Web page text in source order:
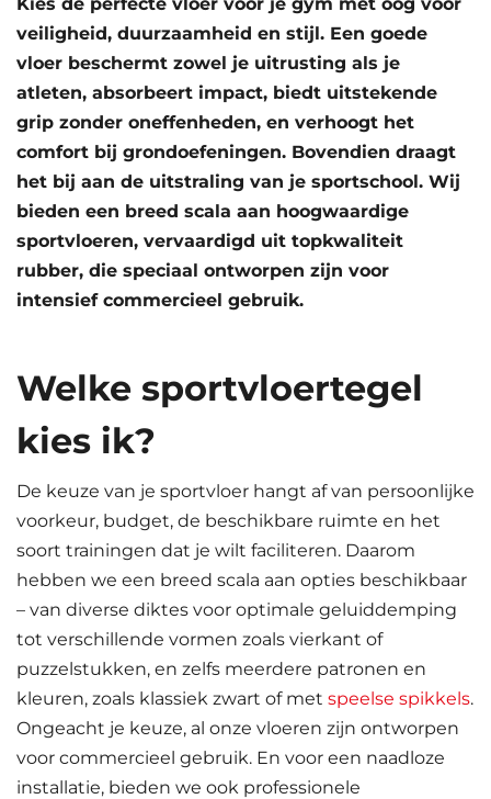
veiligheid, duurzaamheid en stijl. Een goede
vloer beschermt zowel je uitrusting als je
atleten, absorbeert impact, biedt uitstekende
grip zonder oneffenheden, en verhoogt het
comfort bij grondoefeningen. Bovendien draagt
het bij aan de uitstraling van je sportschool. Wij
bieden een breed scala aan hoogwaardige
sportvloeren, vervaardigd uit topkwaliteit
rubber, die speciaal ontworpen zijn voor
intensief commercieel gebruik.
Welke sportvloertegel
kies ik?
De keuze van je sportvloer hangt af van persoonlijke
voorkeur, budget, de beschikbare ruimte en het
soort trainingen dat je wilt faciliteren. Daarom
hebben we een breed scala aan opties beschikbaar
– van diverse diktes voor optimale geluiddemping
tot verschillende vormen zoals vierkant of
puzzelstukken, en zelfs meerdere patronen en
kleuren, zoals klassiek zwart of met speelse spikkels.
Ongeacht je keuze, al onze vloeren zijn ontworpen
voor commercieel gebruik. En voor een naadloze
installatie, bieden we ook professionele